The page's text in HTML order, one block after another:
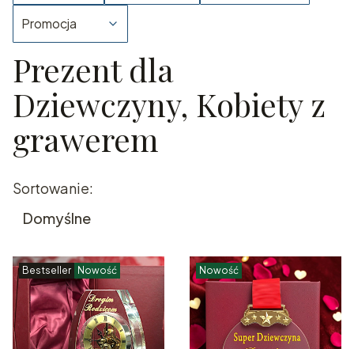
Promocja
Koniec filtrów
Prezent dla
Dziewczyny, Kobiety z
grawerem
Lista produktów
Sortowanie:
Domyślne
Bestseller Nowość Nowość